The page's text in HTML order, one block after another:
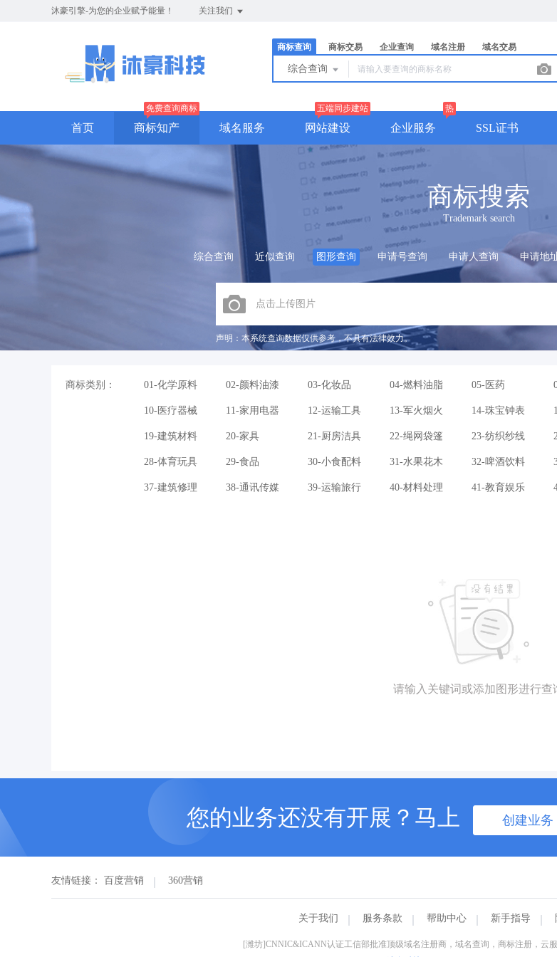
沐豪引擎-为您的企业赋予能量！ 关注我们
商标查询 商标交易 企业查询 域名注册 域名交易
综合查询
首页 商标知产
免费查询商标
域名服务 网站建设
五端同步建站
企业服务
热
SSL证书
商标搜索
Trademark search
综合查询 近似查询 图形查询 申请号查询 申请人查询 申请地
点击上传图片
声明：本系统查询数据仅供参考，不具有法律效力。
商标类别： 01-化学原料 02-颜料油漆 03-化妆品 04-燃料油脂 05-医药
10-医疗器械 11-家用电器 12-运输工具 13-军火烟火 14-珠宝钟表
19-建筑材料 20-家具 21-厨房洁具 22-绳网袋篷 23-纺织纱线
28-体育玩具 29-食品 30-小食配料 31-水果花木 32-啤酒饮料
37-建筑修理 38-通讯传媒 39-运输旅行 40-材料处理 41-教育娱乐
请输入关键词或添加图形进行查
您的业务还没有开展？马上 创建业务
友情链接： 百度营销 360营销
关于我们 服务条款 帮助中心 新手指导
[潍坊]CNNIC&ICANN认证工信部批准顶级域名注册商，域名查询，商标注册，云